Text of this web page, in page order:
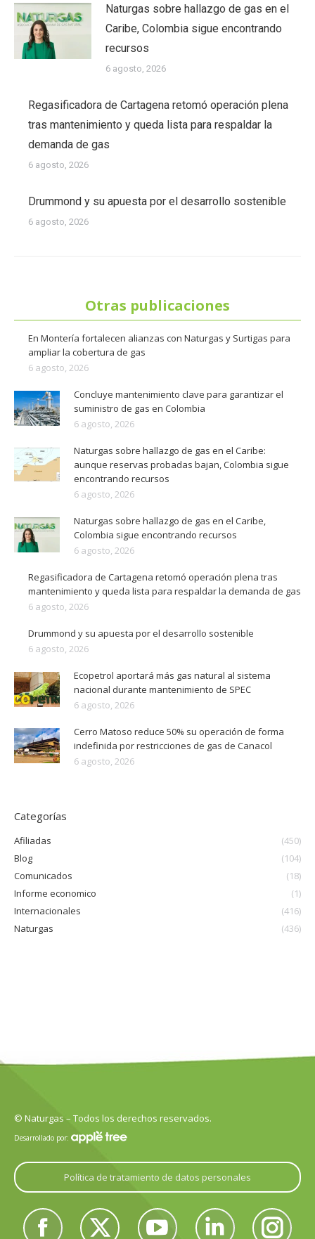
Naturgas sobre hallazgo de gas en el
Caribe, Colombia sigue encontrando
recursos
6 agosto, 2026
Regasificadora de Cartagena retomó operación plena
tras mantenimiento y queda lista para respaldar la
demanda de gas
6 agosto, 2026
Drummond y su apuesta por el desarrollo sostenible
6 agosto, 2026
Otras publicaciones
En Montería fortalecen alianzas con Naturgas y Surtigas para
ampliar la cobertura de gas
6 agosto, 2026
Concluye mantenimiento clave para garantizar el
suministro de gas en Colombia
6 agosto, 2026
Naturgas sobre hallazgo de gas en el Caribe:
aunque reservas probadas bajan, Colombia sigue
encontrando recursos
6 agosto, 2026
Naturgas sobre hallazgo de gas en el Caribe,
Colombia sigue encontrando recursos
6 agosto, 2026
Regasificadora de Cartagena retomó operación plena tras
mantenimiento y queda lista para respaldar la demanda de gas
6 agosto, 2026
Drummond y su apuesta por el desarrollo sostenible
6 agosto, 2026
Ecopetrol aportará más gas natural al sistema
nacional durante mantenimiento de SPEC
6 agosto, 2026
Cerro Matoso reduce 50% su operación de forma
indefinida por restricciones de gas de Canacol
6 agosto, 2026
Categorías
Afiliadas
(450)
Blog
(104)
Comunicados
(18)
Informe economico
(1)
Internacionales
(416)
Naturgas
(436)
© Naturgas – Todos los derechos reservados.
Desarrollado por:
Política de tratamiento de datos personales
Encuéntranos en:
Facebook
Twitter YouTube Linkedin Instagram